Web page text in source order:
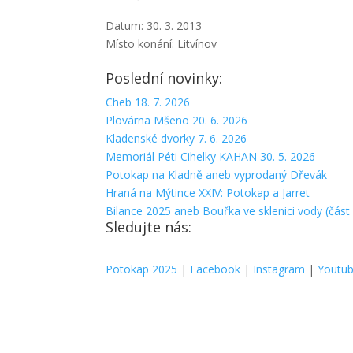
Datum: 30. 3. 2013
Místo konání: Litvínov
Poslední novinky:
Cheb 18. 7. 2026
Plovárna Mšeno 20. 6. 2026
Kladenské dvorky 7. 6. 2026
Memoriál Péti Cihelky KAHAN 30. 5. 2026
Potokap na Kladně aneb vyprodaný Dřevák
Hraná na Mýtince XXIV: Potokap a Jarret
Bilance 2025 aneb Bouřka ve sklenici vody (část
Sledujte nás:
Potokap 2025 | Facebook | Instagram |